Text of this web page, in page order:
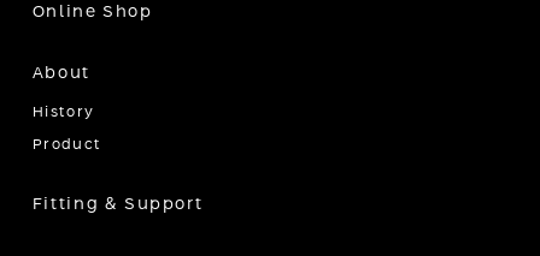
Online Shop
About
History
Product
Fitting & Support